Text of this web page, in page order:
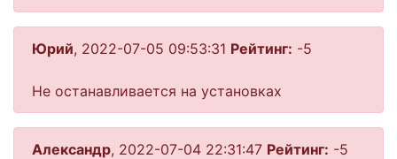
Юрий, 2022-07-05 09:53:31 Рейтинг: -5
Не останавливается на установках
Александр, 2022-07-04 22:31:47 Рейтинг: -5